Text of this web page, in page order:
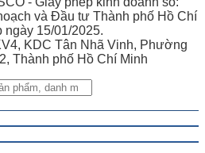
và Đầu tư Thành phố Hồ Chí
ngày 15/01/2025.
KDC Tân Nhã Vinh, Phường
Thành phố Hồ Chí Minh